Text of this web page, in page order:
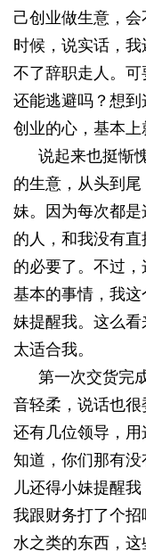
己创业做生意，
时候，说实话，
不了辞职走人。
还能逃避吗？想
创业的心，基本上
说起来也挺惭
的生意，从头到
妹。因为每次都
的人，和我没有
的必要了。不过
基本的事情，我
妹提醒我。这么
太适合我。
第一次交货完
音轻柔，说话也很
还有几位领导，
知道，你们那有
儿还得小妹提醒
我跟财务打了个
水之类的东西，